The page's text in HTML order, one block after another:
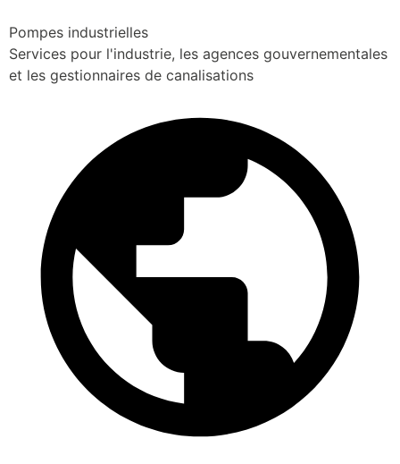
Pompes industrielles
Services pour l'industrie, les agences gouvernementales
et les gestionnaires de canalisations